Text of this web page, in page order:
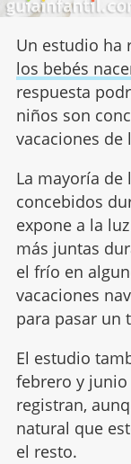
Un estudio ha
los bebés
respuesta
niños son
vacaciones de
La mayoría de
concebidos
expone a la
más juntas
el frío en
vacaciones
para pasar un
El estudio
febrero y
registran,
natural que
el resto.